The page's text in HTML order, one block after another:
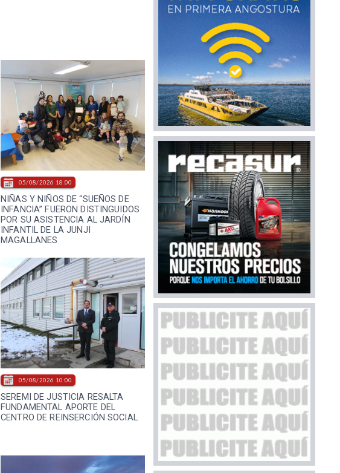
NIÑAS Y NIÑOS DE “SUEÑOS DE
INFANCIA” FUERON DISTINGUIDOS
POR SU ASISTENCIA AL JARDÍN
INFANTIL DE LA JUNJI
MAGALLANES
05/08/2026 18:00
SEREMI DE JUSTICIA RESALTA
FUNDAMENTAL APORTE DEL
CENTRO DE REINSERCIÓN SOCIAL
05/08/2026 10:00